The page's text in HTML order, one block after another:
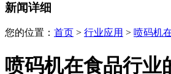
新闻详细
您的位置： 首页 > 行业应用 > 喷码机
喷码机在食品行业